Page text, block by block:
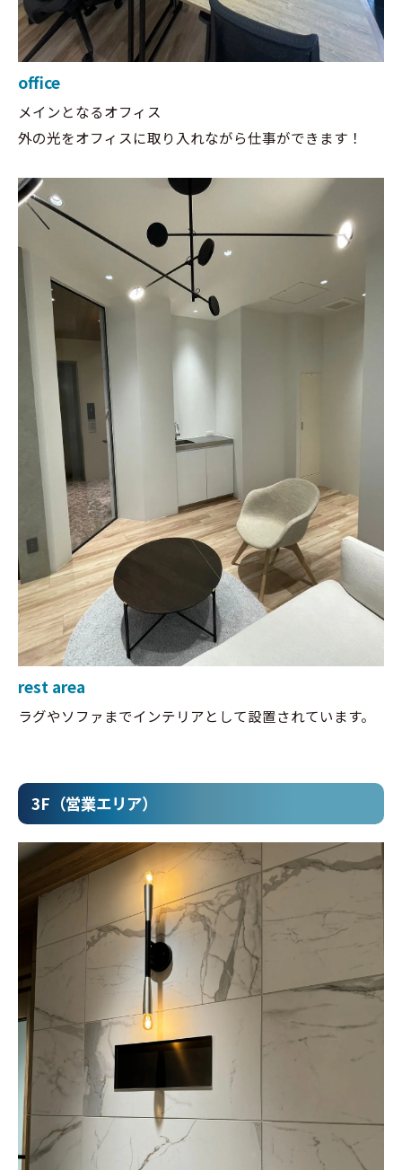
office
メインとなるオフィス
外の光をオフィスに取り入れながら仕事ができます！
rest area
ラグやソファまでインテリアとして設置されています。
3F（営業エリア）